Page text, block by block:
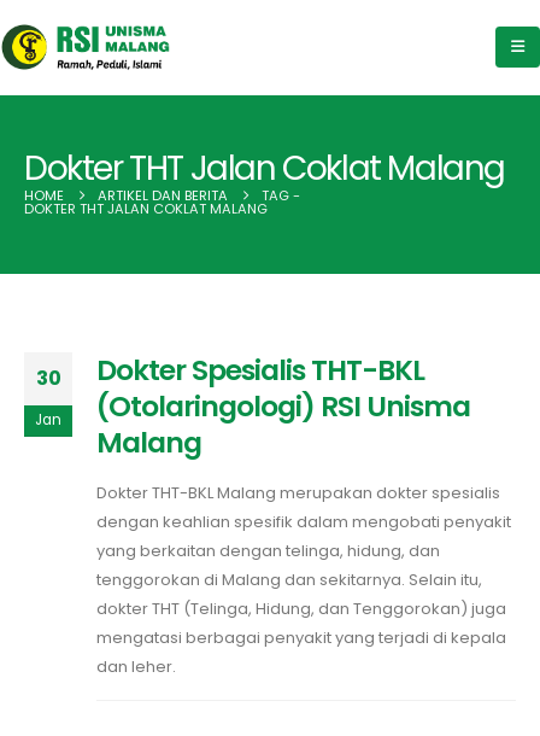
Dokter THT Jalan Coklat Malang
HOME ARTIKEL DAN BERITA TAG -
DOKTER THT JALAN COKLAT MALANG
30
Jan
Dokter Spesialis THT-BKL
(Otolaringologi) RSI Unisma
Malang
Dokter THT-BKL Malang merupakan dokter spesialis
dengan keahlian spesifik dalam mengobati penyakit
yang berkaitan dengan telinga, hidung, dan
tenggorokan di Malang dan sekitarnya. Selain itu,
dokter THT (Telinga, Hidung, dan Tenggorokan) juga
mengatasi berbagai penyakit yang terjadi di kepala
dan leher.